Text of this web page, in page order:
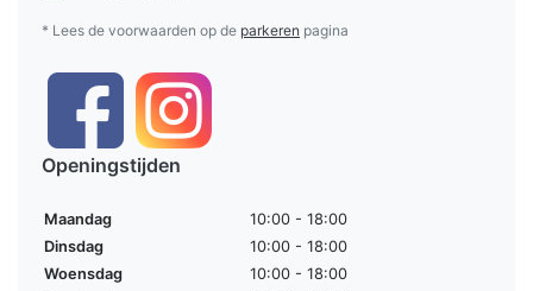
* Lees de voorwaarden op de parkeren pagina
Openingstijden
Maandag
10:00 - 18:00
Dinsdag
10:00 - 18:00
Woensdag
10:00 - 18:00